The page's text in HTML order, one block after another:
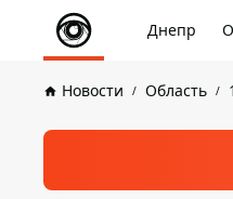
Днепр
Новости Область